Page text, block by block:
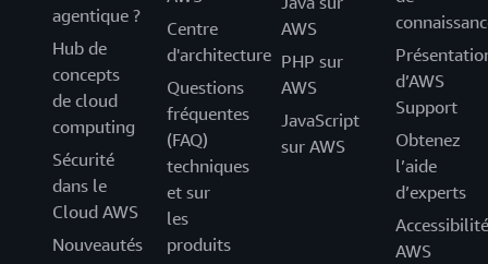
agentique ?
Hub de
concepts
de cloud
computing
Sécurité
dans le
Cloud AWS
Nouveautés
Centre
d'architecture
Questions
fréquentes
(FAQ)
techniques
et sur
les
produits
AWS
PHP sur
AWS
JavaScript
sur AWS
d’AWS
Support
Obtenez
l’aide
d’experts
Accessibilité
AWS